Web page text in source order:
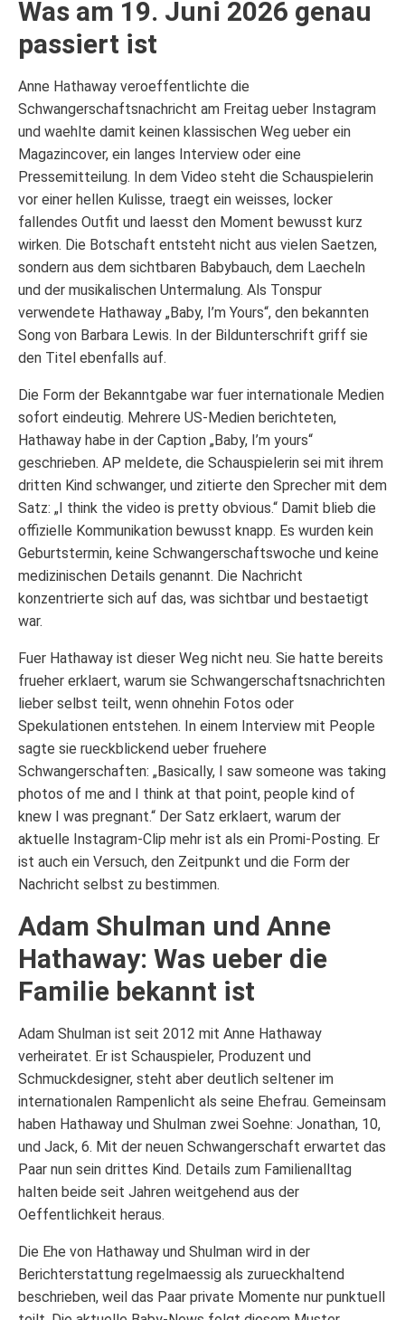
Was am 19. Juni 2026 genau
passiert ist
Anne Hathaway veroeffentlichte die
Schwangerschaftsnachricht am Freitag ueber Instagram
und waehlte damit keinen klassischen Weg ueber ein
Magazincover, ein langes Interview oder eine
Pressemitteilung. In dem Video steht die Schauspielerin
vor einer hellen Kulisse, traegt ein weisses, locker
fallendes Outfit und laesst den Moment bewusst kurz
wirken. Die Botschaft entsteht nicht aus vielen Saetzen,
sondern aus dem sichtbaren Babybauch, dem Laecheln
und der musikalischen Untermalung. Als Tonspur
verwendete Hathaway „Baby, I’m Yours“, den bekannten
Song von Barbara Lewis. In der Bildunterschrift griff sie
den Titel ebenfalls auf.
Die Form der Bekanntgabe war fuer internationale Medien
sofort eindeutig. Mehrere US-Medien berichteten,
Hathaway habe in der Caption „Baby, I’m yours“
geschrieben. AP meldete, die Schauspielerin sei mit ihrem
dritten Kind schwanger, und zitierte den Sprecher mit dem
Satz: „I think the video is pretty obvious.“ Damit blieb die
offizielle Kommunikation bewusst knapp. Es wurden kein
Geburtstermin, keine Schwangerschaftswoche und keine
medizinischen Details genannt. Die Nachricht
konzentrierte sich auf das, was sichtbar und bestaetigt
war.
Fuer Hathaway ist dieser Weg nicht neu. Sie hatte bereits
frueher erklaert, warum sie Schwangerschaftsnachrichten
lieber selbst teilt, wenn ohnehin Fotos oder
Spekulationen entstehen. In einem Interview mit People
sagte sie rueckblickend ueber fruehere
Schwangerschaften: „Basically, I saw someone was taking
photos of me and I think at that point, people kind of
knew I was pregnant.“ Der Satz erklaert, warum der
aktuelle Instagram-Clip mehr ist als ein Promi-Posting. Er
ist auch ein Versuch, den Zeitpunkt und die Form der
Nachricht selbst zu bestimmen.
Adam Shulman und Anne
Hathaway: Was ueber die
Familie bekannt ist
Adam Shulman ist seit 2012 mit Anne Hathaway
verheiratet. Er ist Schauspieler, Produzent und
Schmuckdesigner, steht aber deutlich seltener im
internationalen Rampenlicht als seine Ehefrau. Gemeinsam
haben Hathaway und Shulman zwei Soehne: Jonathan, 10,
und Jack, 6. Mit der neuen Schwangerschaft erwartet das
Paar nun sein drittes Kind. Details zum Familienalltag
halten beide seit Jahren weitgehend aus der
Oeffentlichkeit heraus.
Die Ehe von Hathaway und Shulman wird in der
Berichterstattung regelmaessig als zurueckhaltend
beschrieben, weil das Paar private Momente nur punktuell